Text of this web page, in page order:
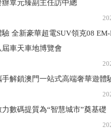
覃元臻副主任訪中總
年5月
全新豪華超電SUV領克08 EM-
車天車地博覽會
年5月
解鎖澳門一站式高端奢華遊體
年5月
數碼提質為“智慧城市”奠基礎
年5月